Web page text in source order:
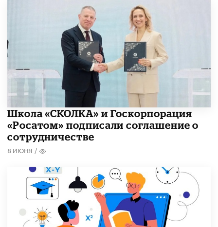
Школа «СКОЛКА» и Госкорпорация
«Росатом» подписали соглашение о
сотрудничестве
8 ИЮНЯ /